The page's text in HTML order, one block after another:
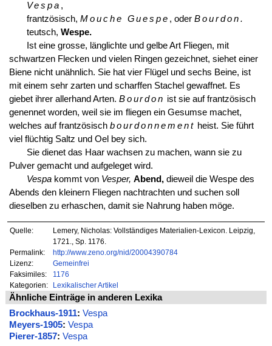
Vespa ,
frantzösisch, Mouche Guespe , oderBourdon.
teutsch, Wespe.
Ist eine grosse, länglichte und gelbe Art Fliegen, mit
schwartzen Flecken und vielen Ringen gezeichnet, siehet einer
Biene nicht unähnlich. Sie hat vier Flügel und sechs Beine, ist
mit einem sehr zarten und scharffen Stachel gewaffnet. Es
giebet ihrer allerhand Arten. Bourdon ist sie auf frantzösisch
genennet worden, weil sie im fliegen ein Gesumse machet,
welches auf frantzösisch bourdonnement heist. Sie führt
viel flüchtig Saltz und Oel bey sich.
Sie dienet das Haar wachsen zu machen, wann sie zu
Pulver gemacht und aufgeleget wird.
Vespakommt von Vesper, Abend,dieweil die Wespe des
Abends den kleinern Fliegen nachtrachten und suchen soll
dieselben zu erhaschen, damit sie Nahrung haben möge.
Quelle:
Lemery, Nicholas: Vollständiges Materialien-Lexicon. Leipzig,
1721., Sp. 1176.
Permalink:
http://www.zeno.org/nid/20004390784
Lizenz:
Gemeinfrei
Faksimiles:
1176
Kategorien:
Lexikalischer Artikel
Ähnliche Einträge in anderen Lexika
Brockhaus-1911: Vespa
Meyers-1905: Vespa
Pierer-1857: Vespa